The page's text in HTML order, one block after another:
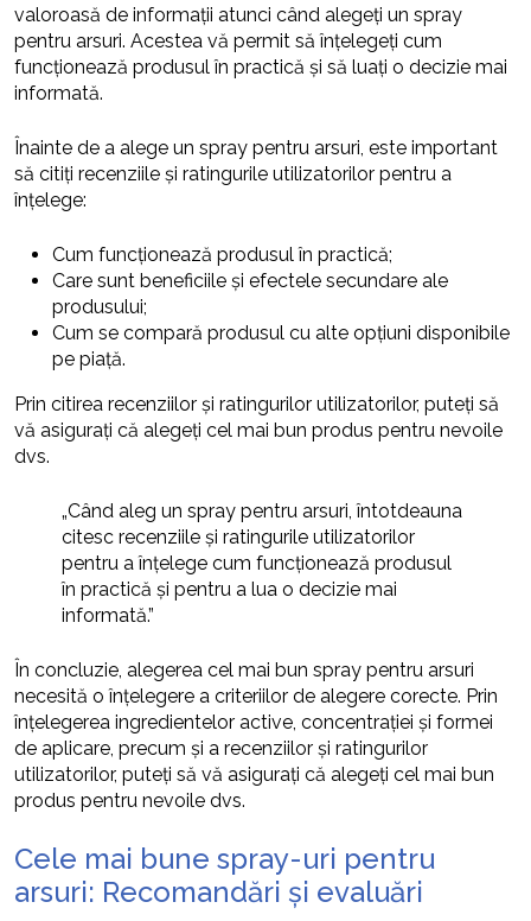
valoroasă de informații atunci când alegeți un spray
pentru arsuri. Acestea vă permit să înțelegeți cum
funcționează produsul în practică și să luați o decizie mai
informată.
Înainte de a alege un spray pentru arsuri, este important
să citiți recenziile și ratingurile utilizatorilor pentru a
înțelege:
Cum funcționează produsul în practică;
Care sunt beneficiile și efectele secundare ale
produsului;
Cum se compară produsul cu alte opțiuni disponibile
pe piață.
Prin citirea recenziilor și ratingurilor utilizatorilor, puteți să
vă asigurați că alegeți cel mai bun produs pentru nevoile
dvs.
„Când aleg un spray pentru arsuri, întotdeauna
citesc recenziile și ratingurile utilizatorilor
pentru a înțelege cum funcționează produsul
în practică și pentru a lua o decizie mai
informată.”
În concluzie, alegerea cel mai bun spray pentru arsuri
necesită o înțelegere a criteriilor de alegere corecte. Prin
înțelegerea ingredientelor active, concentrației și formei
de aplicare, precum și a recenziilor și ratingurilor
utilizatorilor, puteți să vă asigurați că alegeți cel mai bun
produs pentru nevoile dvs.
Cele mai bune spray-uri pentru
arsuri: Recomandări și evaluări